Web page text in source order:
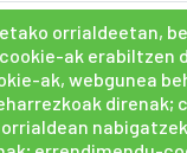
orrialdeetan,
ak erabiltzen
ak, webgunea
direnak;